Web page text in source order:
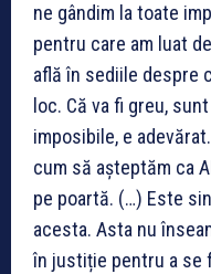
ne gândim la toate
pentru care am luat
află în sediile despre
loc. Că va fi greu,
imposibile, e
cum să așteptăm ca
pe poartă. (…) Este
acesta. Asta nu
în justiție pentru a se